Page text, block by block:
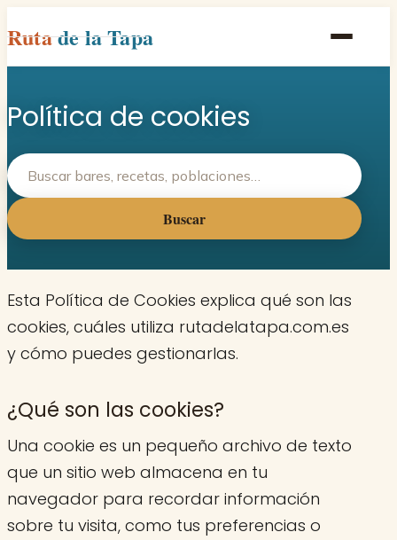
Rutade la Tapa
Inicio
Poblaciones
Rutas
Recetas
Contacto
Política de cookies
Buscar
Esta Política de Cookies explica qué son las
cookies, cuáles utiliza rutadelatapa.com.es
y cómo puedes gestionarlas.
¿Qué son las cookies?
Una cookie es un pequeño archivo de texto
que un sitio web almacena en tu
navegador para recordar información
sobre tu visita, como tus preferencias o